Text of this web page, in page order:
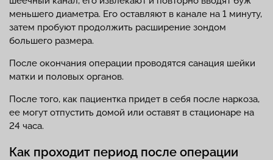
меньшего диаметра. Его оставляют в канале на 1 минуту,
затем пробуют продолжить расширение зондом
большего размера.
После окончания операции проводятся санация шейки
матки и половых органов.
После того, как пациентка придет в себя после наркоза,
ее могут отпустить домой или оставят в стационаре на
24 часа.
Как проходит период после операции